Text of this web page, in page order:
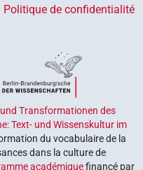
Politique de confidentialité
Transformationen des
Text- und Wissenskultur im
du vocabulaire de la
dans la culture de
académiquefinancé par